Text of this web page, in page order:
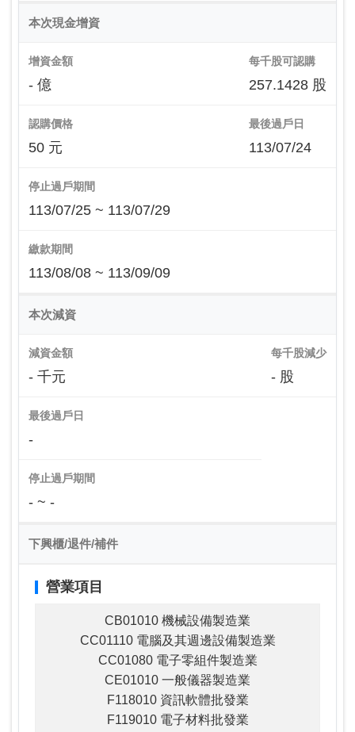
本次現金增資
增資金額
- 億
每千股可認購
257.1428 股
認購價格
50 元
最後過戶日
113/07/24
停止過戶期間
113/07/25 ~ 113/07/29
繳款期間
113/08/08 ~ 113/09/09
本次減資
減資金額
- 千元
每千股減少
- 股
最後過戶日
-
停止過戶期間
- ~ -
下興櫃/退件/補件
營業項目
CB01010 機械設備製造業
CC01110 電腦及其週邊設備製造業
CC01080 電子零組件製造業
CE01010 一般儀器製造業
F118010 資訊軟體批發業
F119010 電子材料批發業